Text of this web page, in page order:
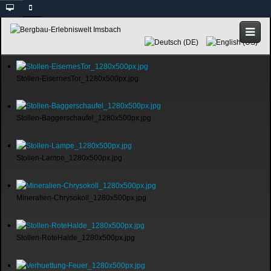
Stollen-EisernesTor_1280x500px.jpg
Stollen-Baggerschaufel_1280x500px.jpg
Stollen-Lampe_1280x500px.jpg
Mineralien-Chrysokoll_1280x500px.jpg
Stollen-RoteHalde_1280x500px.jpg